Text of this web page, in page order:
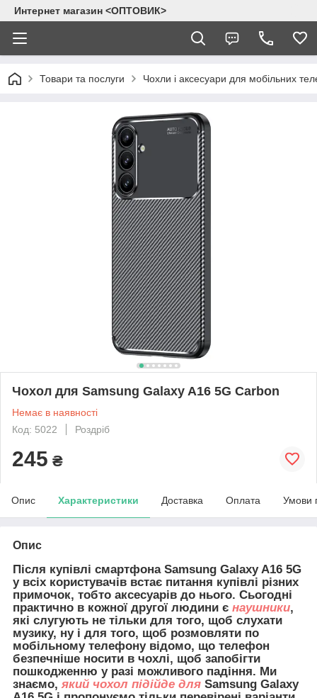
Интернет магазин <ОПТОВИК>
Товари та послуги Чохли і аксесуари для мобільних
Чохол для Samsung Galaxy A16 5G Carbon
Немає в наявності
Код: 5022
Роздріб
245 ₴
Опис Характеристики Доставка Оплата Умови
Опис
Після купівлі смартфона Samsung Galaxy A16 5G
у всіх користувачів встає питання купівлі різних
примочок, тобто аксесуарів до нього. Сьогодні
практично в кожної другої людини є наушники,
які слугують не тільки для того, щоб слухати
музику, ну і для того, щоб розмовляти по
мобільному телефону відомо, що телефон
безпечніше носити в чохлі, щоб запобігти
пошкодженню у разі можливого падіння. Ми
знаємо, який чохол підійде для Samsung Galaxy